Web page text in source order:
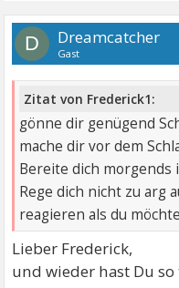
D Dreamcatcher
Gast
Zitat von Frederick1:
gönne dir genügend
mache dir vor dem
Bereite dich morgends
Rege dich nicht zu arg
reagieren als du
Lieber Frederick,
und wieder hast Du